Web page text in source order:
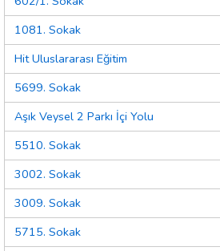
1081. Sokak
Hit Uluslararası Eğitim
5699. Sokak
Aşık Veysel 2 Parkı İçi Yolu
5510. Sokak
3002. Sokak
3009. Sokak
5715. Sokak